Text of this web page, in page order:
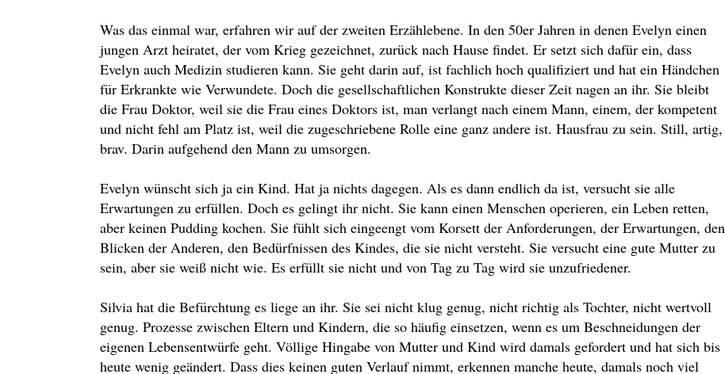
Was das einmal war, erfahren wir auf der zweiten Erzählebene. In den 50er Jahren in denen Evelyn einen
jungen Arzt heiratet, der vom Krieg gezeichnet, zurück nach Hause findet. Er setzt sich dafür ein, dass
Evelyn auch Medizin studieren kann. Sie geht darin auf, ist fachlich hoch qualifiziert und hat ein Händchen
für Erkrankte wie Verwundete. Doch die gesellschaftlichen Konstrukte dieser Zeit nagen an ihr. Sie bleibt
die Frau Doktor, weil sie die Frau eines Doktors ist, man verlangt nach einem Mann, einem, der kompetent
und nicht fehl am Platz ist, weil die zugeschriebene Rolle eine ganz andere ist. Hausfrau zu sein. Still, artig,
brav. Darin aufgehend den Mann zu umsorgen.
Evelyn wünscht sich ja ein Kind. Hat ja nichts dagegen. Als es dann endlich da ist, versucht sie alle
Erwartungen zu erfüllen. Doch es gelingt ihr nicht. Sie kann einen Menschen operieren, ein Leben retten,
aber keinen Pudding kochen. Sie fühlt sich eingeengt vom Korsett der Anforderungen, der Erwartungen, den
Blicken der Anderen, den Bedürfnissen des Kindes, die sie nicht versteht. Sie versucht eine gute Mutter zu
sein, aber sie weiß nicht wie. Es erfüllt sie nicht und von Tag zu Tag wird sie unzufriedener.
Silvia hat die Befürchtung es liege an ihr. Sie sei nicht klug genug, nicht richtig als Tochter, nicht wertvoll
genug. Prozesse zwischen Eltern und Kindern, die so häufig einsetzen, wenn es um Beschneidungen der
eigenen Lebensentwürfe geht. Völlige Hingabe von Mutter und Kind wird damals gefordert und hat sich bis
heute wenig geändert. Dass dies keinen guten Verlauf nimmt, erkennen manche heute, damals noch viel